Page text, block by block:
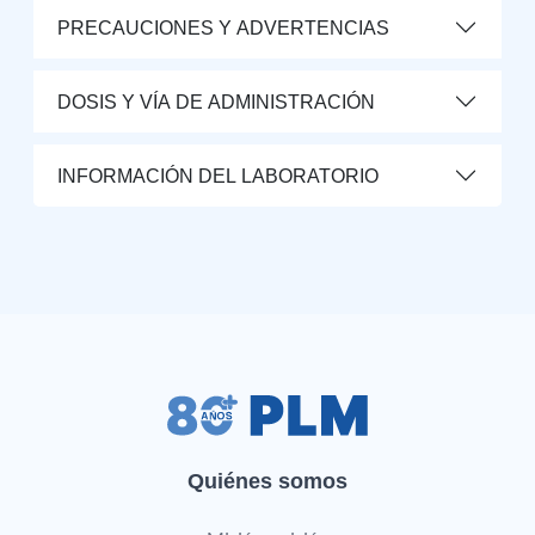
PRECAUCIONES Y ADVERTENCIAS
DOSIS Y VÍA DE ADMINISTRACIÓN
INFORMACIÓN DEL LABORATORIO
Quiénes somos